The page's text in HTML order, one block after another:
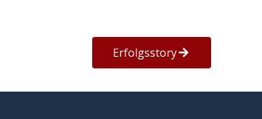
Erfolgsstory